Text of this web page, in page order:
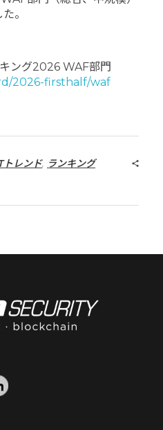
。
ング2026 WAF部門
2026-firsthalf/waf
トレンド, ランキング